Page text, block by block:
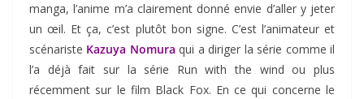
manga, l’anime m’a clairement donné envie d’aller y jeter
un œil. Et ça, c’est plutôt bon signe. C’est l’animateur et
scénariste Kazuya Nomura qui a diriger la série comme il
l’a déjà fait sur la série Run with the wind ou plus
récemment sur le film Black Fox. En ce qui concerne le